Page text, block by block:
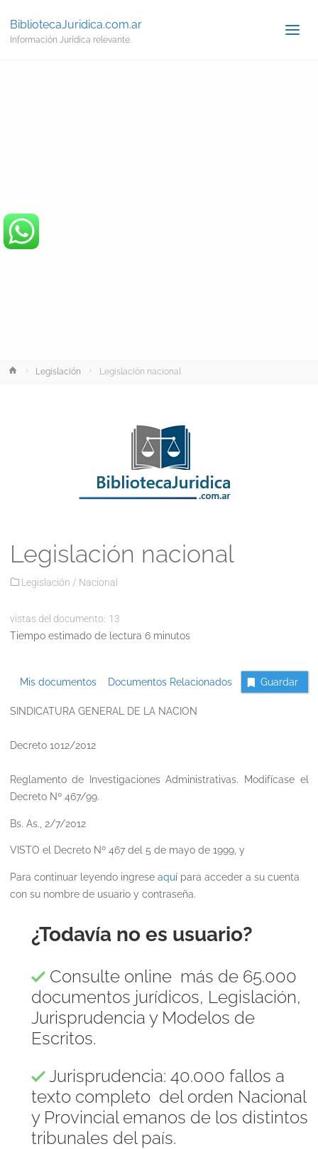
BibliotecaJuridica.com.ar
Información Jurídica relevante.
InicioLegislación Legislación nacional
Legislación nacional
Legislación / Nacional
vistas del documento: 13
Tiempo estimado de lectura 6 minutos
Mis documentos Documentos Relacionados Guardar
SINDICATURA GENERAL DE LA NACION
Decreto 1012/2012
Reglamento de Investigaciones Administrativas. Modifícase el
Decreto Nº 467/99.
Bs. As., 2/7/2012
VISTO el Decreto Nº 467 del 5 de mayo de 1999, y
Para continuar leyendo ingrese aquípara acceder a su cuenta
con su nombre de usuario y contraseña.
¿Todavía no es usuario?
Consulte online más de 65.000
documentos jurídicos, Legislación,
Jurisprudencia y Modelos de
Escritos.
Jurisprudencia: 40.000 fallos a
texto completo del orden Nacional
y Provincial emanos de los distintos
tribunales del país.